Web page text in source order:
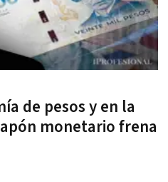
de pesos y en la
monetario frena